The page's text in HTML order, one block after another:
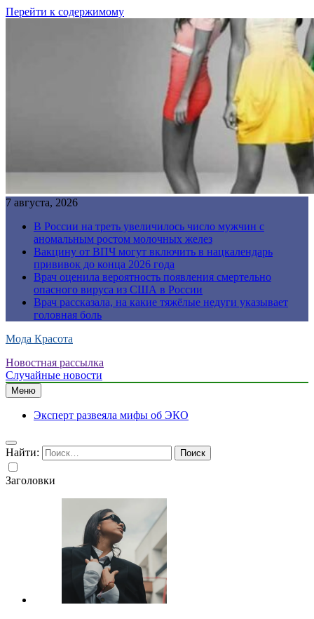
Перейти к содержимому
7 августа, 2026
В России на треть увеличилось число мужчин с
аномальным ростом молочных желез
Вакцину от ВПЧ могут включить в нацкалендарь
прививок до конца 2026 года
Врач оценила вероятность появления смертельно
опасного вируса из США в России
Врач рассказала, на какие тяжёлые недуги указывает
головная боль
Мода Красота
Новостная рассылка
Случайные новости
Меню
Эксперт развеяла мифы об ЭКО
Найти:
Заголовки